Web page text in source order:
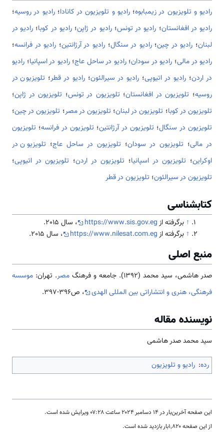
رادیو و تلویزیون در زیمبابوه؛رادیو و تلویزیون در کانادا؛رادیو در روسیه؛
رادیو در افغانستان؛ رادیو در تونس؛رادیو در ژاپن؛رادیو در کوبا؛ رادیو در
لبنان؛ رادیو در چین؛رادیو در سنگال؛رادیو در آرژانتین؛ رادیو در فرانسه؛
رادیو در مالی؛ رادیو در سودان؛رادیو در ساحل عاج؛رادیو در اسپانیا؛ رادیو
در اردن؛ رادیو در اتیوپی؛ رادیو در سیرالئون؛ رادیو در قطر؛ تلویزیون در
روسیه؛ تلویزیون در افغانستان؛ تلویزیون در تونس؛ تلویزیون در ژاپن؛
تلویزیون در کوبا؛ تلویزیون در لبنان؛ تلویزیون در مصر؛ تلویزیون در چین؛
تلویزیون در سنگال؛ تلویزیون در آرژانتین؛ تلویزیون در فرانسه؛ تلویزیون
در مالی؛ تلویزیون در سودان؛ تلویزیون در ساحل عاج؛ تلویزیون در
اوکراین؛ تلویزیون در اسپانیا؛ تلویزیون در اردن؛ تلویزیون در اتیوپی؛
تلویزیون در سیرالئون؛ تلویزیون در قطر
کتابشناسی
↑ برگرفته ازhttps://www.sis.gov.eg
، سال 2015.
↑ برگرفته ازhttps://www.nilesat.com.eg ، سال 2015.
منبع اصلی
صدر هاشمی، سید محمد (1392). جامعه و فرهنگ مصر. تهران: موسسه
فرهنگی، هنری و انتشاراتی بین المللی الهدی
، ص396-397.
نویسنده مقاله
سید محمد صدر هاشمی
رده: رادیو و تلویزیون
این صفحه آخرین‌بار در ‏۱۴ دسامبر ۲۰۲۴ ساعت ‏۰۷:۲۸ ویرایش شده است.
از این صفحه ۱٬۸۲۰بار بازدید شده است.